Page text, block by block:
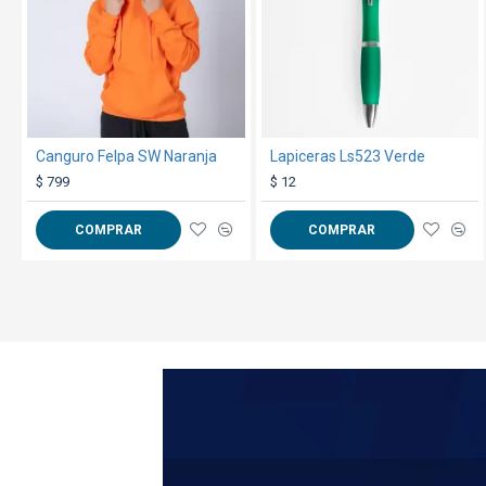
Canguro Felpa SW Naranja
$ 799
COMPRAR
Lapiceras Ls523 Verde
$ 12
COMPRAR